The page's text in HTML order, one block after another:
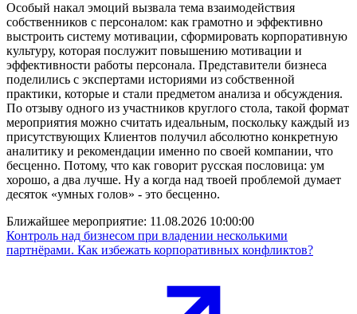
Особый накал эмоций вызвала тема взаимодействия
собственников с персоналом: как грамотно и эффективно
выстроить систему мотивации, сформировать корпоративную
культуру, которая послужит повышению мотивации и
эффективности работы персонала. Представители бизнеса
поделились с экспертами историями из собственной
практики, которые и стали предметом анализа и обсуждения.
По отзыву одного из участников круглого стола, такой формат
мероприятия можно считать идеальным, поскольку каждый из
присутствующих Клиентов получил абсолютно конкретную
аналитику и рекомендации именно по своей компании, что
бесценно. Потому, что как говорит русская пословица: ум
хорошо, а два лучше. Ну а когда над твоей проблемой думает
десяток «умных голов» - это бесценно.
Ближайшее мероприятие: 11.08.2026 10:00:00
Контроль над бизнесом при владении несколькими
партнёрами. Как избежать корпоративных конфликтов?